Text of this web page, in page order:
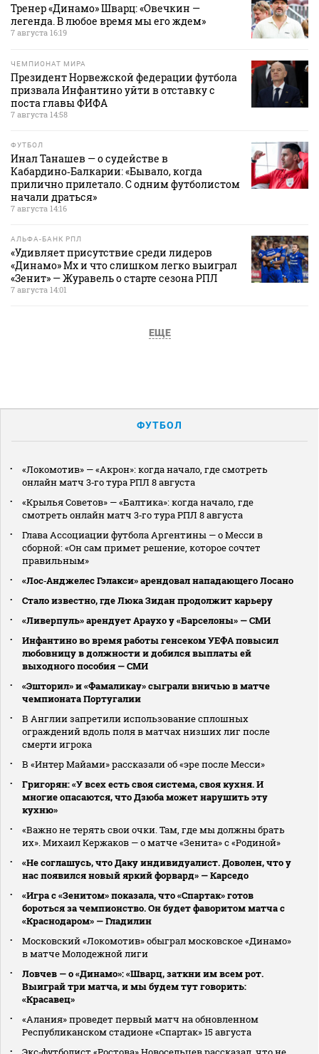
Тренер «Динамо» Шварц: «Овечкин —
легенда. В любое время мы его ждем»
7 августа 16:19
ЧЕМПИОНАТ МИРА
Президент Норвежской федерации футбола
призвала Инфантино уйти в отставку с
поста главы ФИФА
7 августа 14:58
ФУТБОЛ
Инал Танашев — о судействе в
Кабардино‑Балкарии: «Бывало, когда
прилично прилетало. С одним футболистом
начали драться»
7 августа 14:16
АЛЬФА-БАНК РПЛ
«Удивляет присутствие среди лидеров
«Динамо» Мх и что слишком легко выиграл
«Зенит» — Журавель о старте сезона РПЛ
7 августа 14:01
ЕЩЕ
ФУТБОЛ
«Локомотив» — «Акрон»: когда начало, где смотреть
онлайн матч 3‑го тура РПЛ 8 августа
«Крылья Советов» — «Балтика»: когда начало, где
смотреть онлайн матч 3‑го тура РПЛ 8 августа
Глава Ассоциации футбола Аргентины — о Месси в
сборной: «Он сам примет решение, которое сочтет
правильным»
«Лос‑Анджелес Гэлакси» арендовал нападающего Лосано
Стало известно, где Люка Зидан продолжит карьеру
«Ливерпуль» арендует Араухо у «Барселоны» — СМИ
Инфантино во время работы генсеком УЕФА повысил
любовницу в должности и добился выплаты ей
выходного пособия — СМИ
«Эшторил» и «Фамаликау» сыграли вничью в матче
чемпионата Португалии
В Англии запретили использование сплошных
ограждений вдоль поля в матчах низших лиг после
смерти игрока
В «Интер Майами» рассказали об «эре после Месси»
Григорян: «У всех есть своя система, своя кухня. И
многие опасаются, что Дзюба может нарушить эту
кухню»
«Важно не терять свои очки. Там, где мы должны брать
их». Михаил Кержаков — о матче «Зенита» с «Родиной»
«Не соглашусь, что Даку индивидуалист. Доволен, что у
нас появился новый яркий форвард» — Карседо
«Игра с «Зенитом» показала, что «Спартак» готов
бороться за чемпионство. Он будет фаворитом матча с
«Краснодаром» — Гладилин
Московский «Локомотив» обыграл московское «Динамо»
в матче Молодежной лиги
Ловчев — о «Динамо»: «Шварц, заткни им всем рот.
Выиграй три матча, и мы будем тут говорить:
«Красавец»
«Алания» проведет первый матч на обновленном
Республиканском стадионе «Спартак» 15 августа